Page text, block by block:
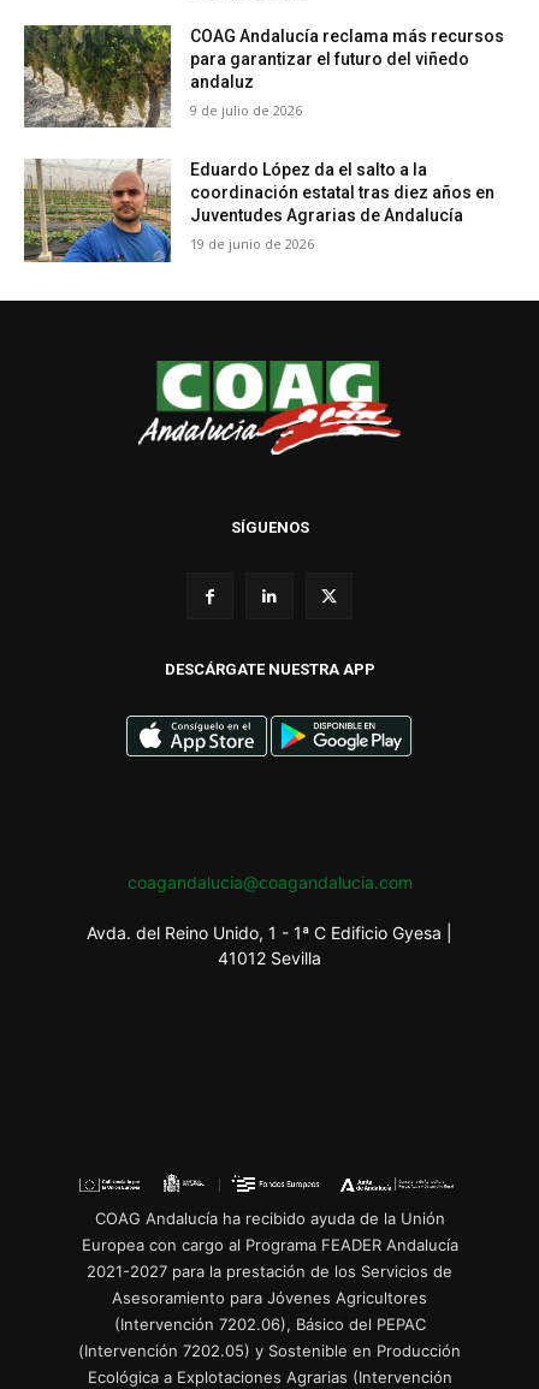
COAG Andalucía reclama más recursos
para garantizar el futuro del viñedo
andaluz
9 de julio de 2026
Eduardo López da el salto a la
coordinación estatal tras diez años en
Juventudes Agrarias de Andalucía
19 de junio de 2026
SÍGUENOS
DESCÁRGATE NUESTRA APP
coagandalucia@coagandalucia.com
Avda. del Reino Unido, 1 - 1ª C Edificio Gyesa |
41012 Sevilla
COAG Andalucía ha recibido ayuda de la Unión
Europea con cargo al Programa FEADER Andalucía
2021-2027 para la prestación de los Servicios de
Asesoramiento para Jóvenes Agricultores
(Intervención 7202.06), Básico del PEPAC
(Intervención 7202.05) y Sostenible en Producción
Ecológica a Explotaciones Agrarias (Intervención